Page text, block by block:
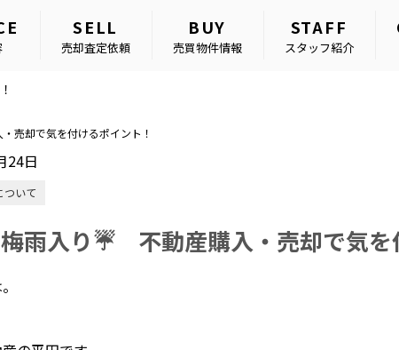
SELL
売却査定依頼
BUY
売買物件情報
STAFF
スタッフ紹介
売却で気を付けるポイント！
24日
ついて
雨入り☔ 不動産購入・売却で気を